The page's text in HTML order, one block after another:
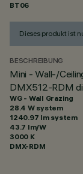
BT06
Dieses produkt ist
BESCHREIBUNG
Mini - Wall-/
DMX512-RDM
WG - Wall Grazing
28.4 W system
1240.97 lm system
43.7 lm/W
3000 K
DMX-RDM